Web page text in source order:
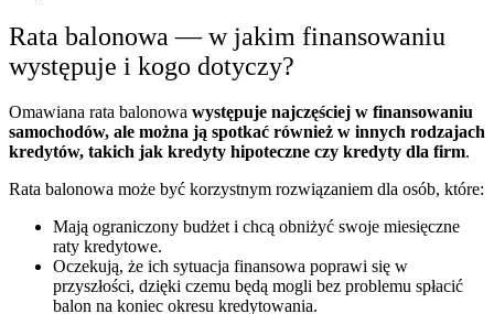
Rata balonowa — w jakim finansowaniu
występuje i kogo dotyczy?
Omawiana rata balonowa występuje najczęściej w finansowaniu
samochodów, ale można ją spotkać również w innych rodzajach
kredytów, takich jak kredyty hipoteczne czy kredyty dla firm.
Rata balonowa może być korzystnym rozwiązaniem dla osób, które:
Mają ograniczony budżet i chcą obniżyć swoje miesięczne
raty kredytowe.
Oczekują, że ich sytuacja finansowa poprawi się w
przyszłości, dzięki czemu będą mogli bez problemu spłacić
balon na koniec okresu kredytowania.